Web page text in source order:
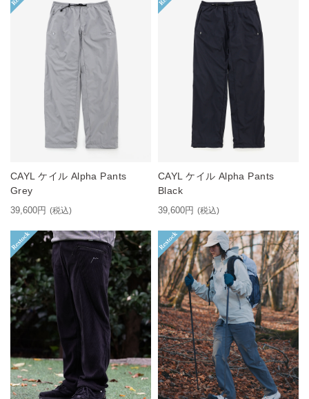
CAYL ケイル Alpha Pants
Grey
39,600円 (税込)
CAYL ケイル Alpha Pants
Black
39,600円 (税込)